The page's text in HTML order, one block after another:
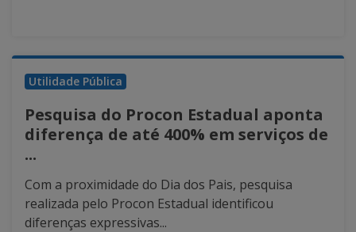
Utilidade Pública
Pesquisa do Procon Estadual aponta
diferença de até 400% em serviços de
...
Com a proximidade do Dia dos Pais, pesquisa
realizada pelo Procon Estadual identificou
diferenças expressivas...